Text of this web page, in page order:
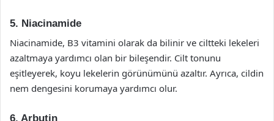
5. Niacinamide
Niacinamide, B3 vitamini olarak da bilinir ve ciltteki lekeleri
azaltmaya yardımcı olan bir bileşendir. Cilt tonunu
eşitleyerek, koyu lekelerin görünümünü azaltır. Ayrıca, cildin
nem dengesini korumaya yardımcı olur.
6. Arbutin